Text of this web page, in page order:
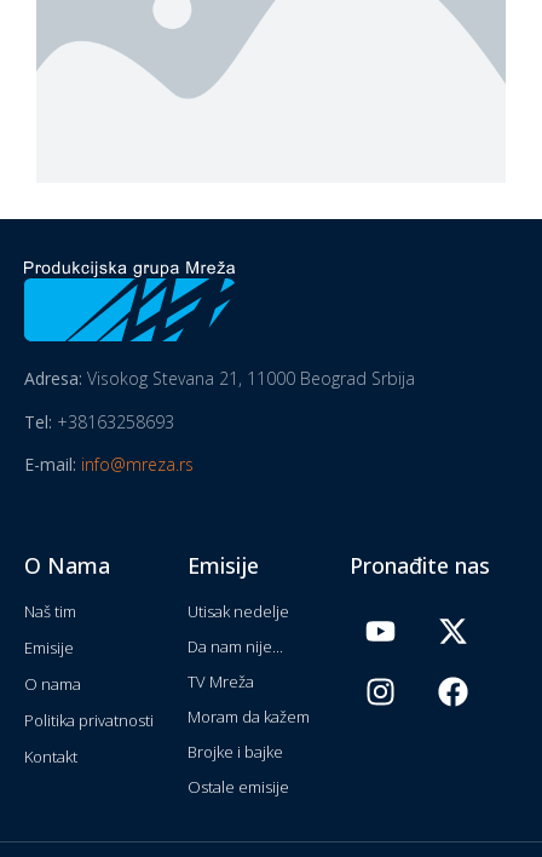
Adresa: Visokog Stevana 21, 11000 Beograd Srbija
Tel: +38163258693
E-mail: info@mreza.rs
O Nama
Naš tim
Emisije
O nama
Politika privatnosti
Kontakt
Emisije
Utisak nedelje
Da nam nije...
TV Mreža
Moram da kažem
Brojke i bajke
Ostale emisije
Pronađite nas